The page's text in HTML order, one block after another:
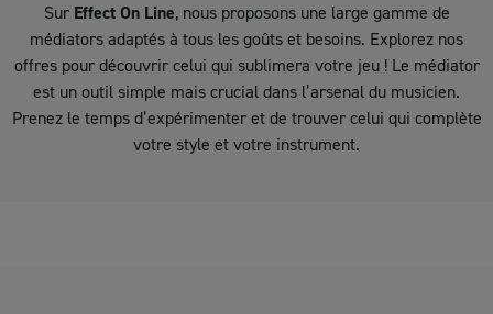
Sur Effect On Line, nous proposons une large gamme de
médiators adaptés à tous les goûts et besoins. Explorez nos
offres pour découvrir celui qui sublimera votre jeu ! Le médiator
est un outil simple mais crucial dans l’arsenal du musicien.
Prenez le temps d’expérimenter et de trouver celui qui complète
votre style et votre instrument.